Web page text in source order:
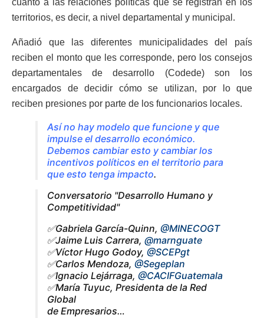
cuanto a las relaciones políticas que se registran en los
territorios, es decir, a nivel departamental y municipal.
Añadió que las diferentes municipalidades del país
reciben el monto que les corresponde, pero los consejos
departamentales de desarrollo (Codede) son los
encargados de decidir cómo se utilizan, por lo que
reciben presiones por parte de los funcionarios locales.
Así no hay modelo que funcione y que
impulse el desarrollo económico.
Debemos cambiar esto y cambiar los
incentivos políticos en el territorio para
que esto tenga impacto.
Conversatorio "Desarrollo Humano y
Competitividad"
✅Gabriela García-Quinn, @MINECOGT
✅Jaime Luis Carrera, @marnguate
✅Víctor Hugo Godoy, @SCEPgt
✅Carlos Mendoza, @Segeplan
✅Ignacio Lejárraga, @CACIFGuatemala
✅María Tuyuc, Presidenta de la Red
Global
de Empresarios…